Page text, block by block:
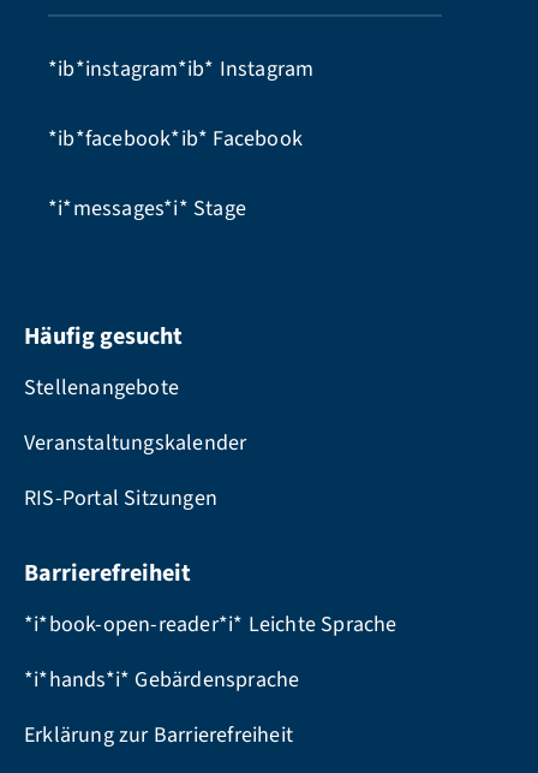
*ib*instagram*ib* Instagram
*ib*facebook*ib* Facebook
*i*messages*i* Stage
Häufig gesucht
Stellenangebote
Veranstaltungskalender
RIS-Portal Sitzungen
Barrierefreiheit
*i*book-open-reader*i* Leichte Sprache
*i*hands*i* Gebärdensprache
Erklärung zur Barrierefreiheit